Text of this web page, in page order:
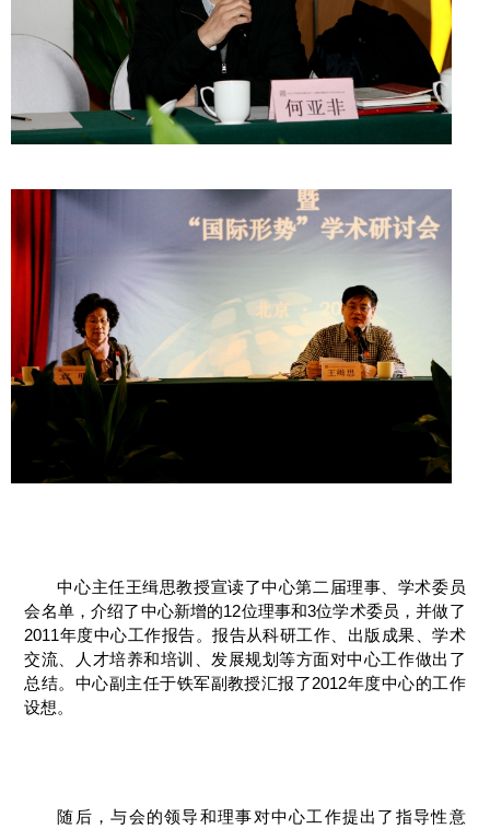
中心主任王缉思教授宣读了中心第二届理事、学术委员
会名单，介绍了中心新增的12位理事和3位学术委员，并做了
2011年度中心工作报告。报告从科研工作、出版成果、学术
交流、人才培养和培训、发展规划等方面对中心工作做出了
总结。中心副主任于铁军副教授汇报了2012年度中心的工作
设想。
随后，与会的领导和理事对中心工作提出了指导性意